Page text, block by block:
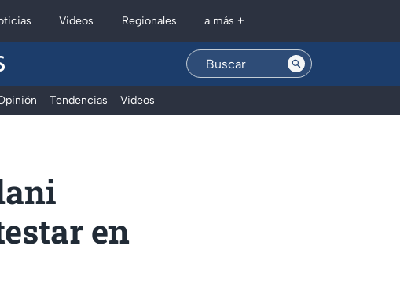
Videos Regionales a más +
Tendencias Videos
en